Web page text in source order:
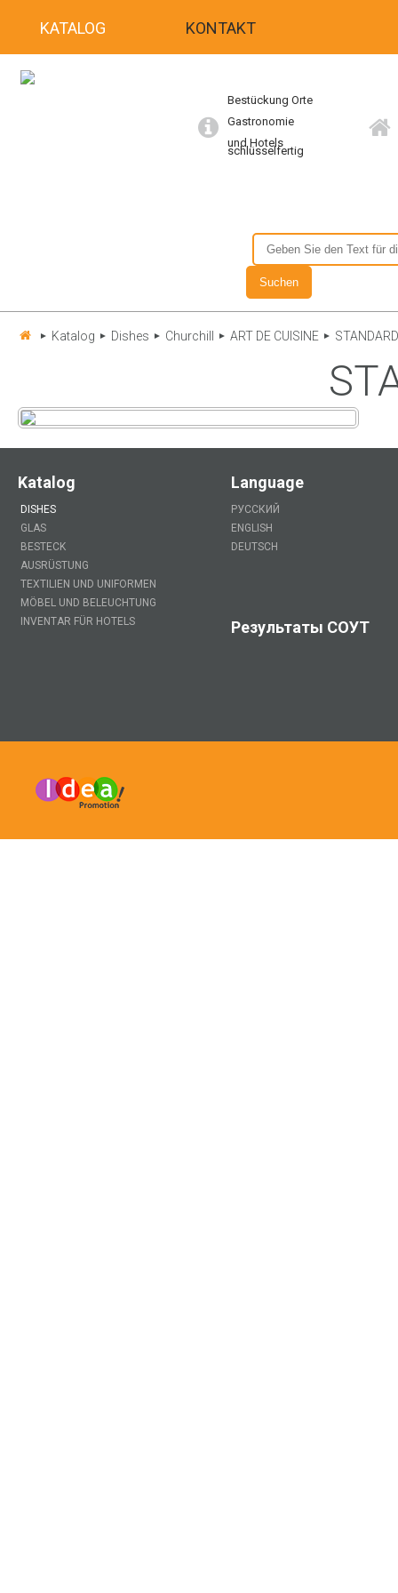
KATALOG KONTAKT
Bestückung Orte
Gastronomie
und Hotels
schlüsselfertig
► Katalog ► Dishes ► Churchill ► ART DE CUISINE ► STANDARD
Katalog
DISHES
GLAS
BESTECK
AUSRÜSTUNG
TEXTILIEN UND UNIFORMEN
MÖBEL UND BELEUCHTUNG
INVENTAR FÜR HOTELS
Language
РУССКИЙ
ENGLISH
DEUTSCH
Результаты СОУТ